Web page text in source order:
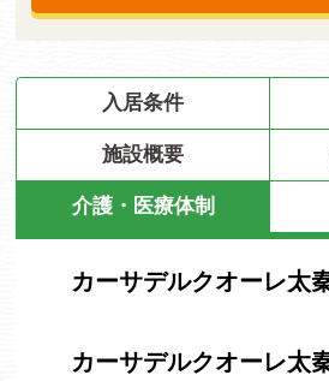
入居条件
施設概要
介護・医療体制
カーサデルクオーレ太
カーサデルクオーレ太